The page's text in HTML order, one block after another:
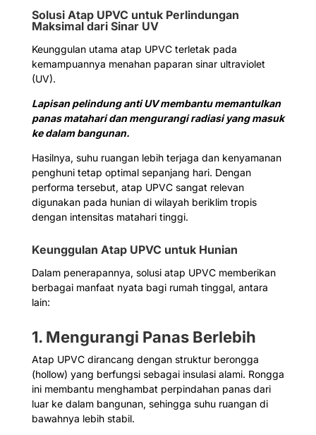
Solusi Atap UPVC untuk Perlindungan
Maksimal dari Sinar UV
Keunggulan utama atap UPVC terletak pada
kemampuannya menahan paparan sinar ultraviolet
(UV).
Lapisan pelindung anti UV membantu memantulkan
panas matahari dan mengurangi radiasi yang masuk
ke dalam bangunan.
Hasilnya, suhu ruangan lebih terjaga dan kenyamanan
penghuni tetap optimal sepanjang hari. Dengan
performa tersebut, atap UPVC sangat relevan
digunakan pada hunian di wilayah beriklim tropis
dengan intensitas matahari tinggi.
Keunggulan Atap UPVC untuk Hunian
Dalam penerapannya, solusi atap UPVC memberikan
berbagai manfaat nyata bagi rumah tinggal, antara
lain:
1. Mengurangi Panas Berlebih
Atap UPVC dirancang dengan struktur berongga
(hollow) yang berfungsi sebagai insulasi alami. Rongga
ini membantu menghambat perpindahan panas dari
luar ke dalam bangunan, sehingga suhu ruangan di
bawahnya lebih stabil.